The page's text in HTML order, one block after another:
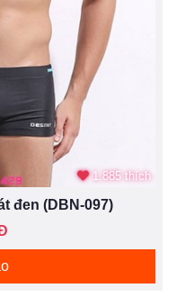
1.885 thích
đen (DBN-097)